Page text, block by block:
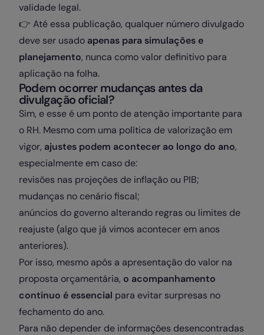
validade legal.
👉 Até essa publicação, qualquer número divulgado
deve ser usado apenas para simulações e
planejamento, nunca como valor definitivo para
aplicação na folha.
Podem ocorrer mudanças antes da
divulgação oficial?
Sim, e esse é um ponto de atenção importante para
o RH. Mesmo com uma política de valorização em
vigor, ajustes podem acontecer ao longo do ano,
especialmente em caso de:
revisões nas projeções de inflação ou PIB;
mudanças no cenário fiscal;
anúncios do governo alterando regras ou limites de
reajuste (algo que já vimos acontecer em anos
anteriores).
Por isso, mesmo após a apresentação do valor na
proposta orçamentária, o acompanhamento
contínuo é essencial para evitar surpresas no
fechamento do ano.
Para não depender de informações desencontradas